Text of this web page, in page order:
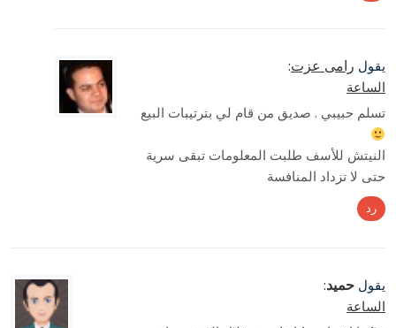
يقول رامى عزت:
الساعة
تسلم حبيبي . صديق من قام لي بترتيبات البيع
النيتش للأسف طلبت المعلومات تبقى سرية
حتى لا تزداد المنافسة
رد
يقول حميد:
الساعة